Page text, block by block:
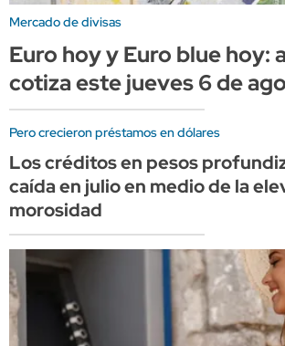
Mercado de divisas
Euro hoy y Euro blue hoy:
cotiza este jueves 6 de
Pero crecieron préstamos en dólares
Los créditos en pesos
caída en julio en medio de la
morosidad